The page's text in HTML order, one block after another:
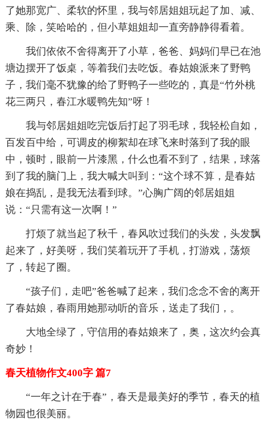
了她那宽广、柔软的怀里，我与邻居姐姐玩起了加、减、
乘、除，笑哈哈的，但小草姐姐却一直旁静静得看着。
我们依依不舍得离开了小草，爸爸、妈妈们早已在池
塘边摆开了饭桌，等着我们去吃饭。春姑娘派来了野鸭
子，我们毫不犹豫的给了野鸭子一些吃的，真是“竹外桃
花三两只，春江水暖鸭先知”呀！
我与邻居姐姐吃完饭后打起了羽毛球，我轻松自如，
百发百中给，可调皮的柳絮却在球飞来时落到了我的眼
中，顿时，眼前一片漆黑，什么也看不到了，结果，球落
到了我的脑门上，我大喊大叫到：“这个球不算，是春姑
娘在捣乱，是我无法看到球。”心胸广阔的邻居姐姐
说：“只需有这一次啊！”
打烦了就当起了秋千，春风吹过我们的头发，头发飘
起来了，好美呀，我们笑着玩开了手机，打游戏，荡烦
了，转起了圈。
“孩子们，走吧”爸爸喊了起来，我们念念不舍的离开
了春姑娘，春雨用她那动听的音乐，送走了我们，。
大地全绿了，守信用的春姑娘来了，奥，这次约会真
奇妙！
春天植物作文400字 篇7
“一年之计在于春”，春天是最美好的季节，春天的植
物园也很美丽。